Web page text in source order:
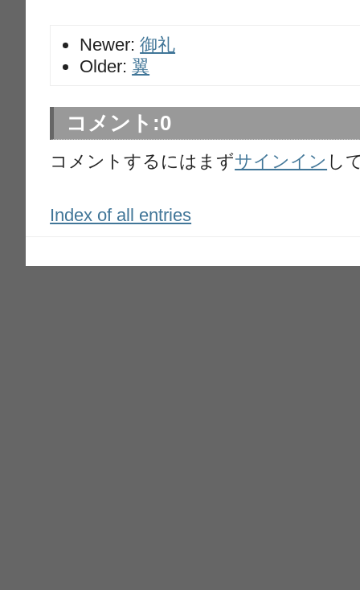
Newer:御礼
Older:翼
コメント:0
コメントするにはまずサインイン し
Index of all entries